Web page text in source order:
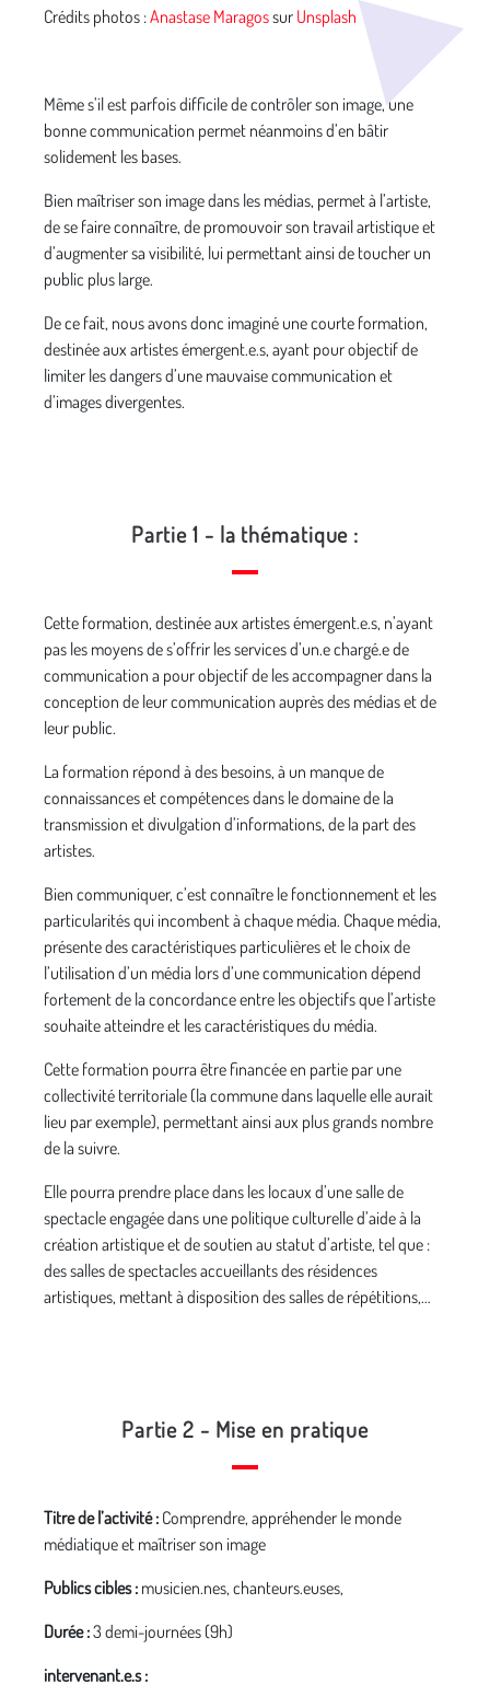
Crédits photos :Anastase Maragossur Unsplash
Même s’il est parfois difficile de contrôler son image, une
bonne communication permet néanmoins d’en bâtir
solidement les bases.
Bien maîtriser son image dans les médias, permet à l’artiste,
de se faire connaître, de promouvoir son travail artistique et
d’augmenter sa visibilité, lui permettant ainsi de toucher un
public plus large.
De ce fait, nous avons donc imaginé une courte formation,
destinée aux artistes émergent.e.s, ayant pour objectif de
limiter les dangers d’une mauvaise communication et
d’images divergentes.
Partie 1 - la thématique :
Cette formation, destinée aux artistes émergent.e.s, n’ayant
pas les moyens de s’offrir les services d’un.e chargé.e de
communication a pour objectif de les accompagner dans la
conception de leur communication auprès des médias et de
leur public.
La formation répond à des besoins, à un manque de
connaissances et compétences dans le domaine de la
transmission et divulgation d’informations, de la part des
artistes.
Bien communiquer, c’est connaître le fonctionnement et les
particularités qui incombent à chaque média. Chaque média,
présente des caractéristiques particulières et le choix de
l’utilisation d’un média lors d’une communication dépend
fortement de la concordance entre les objectifs que l’artiste
souhaite atteindre et les caractéristiques du média.
Cette formation pourra être financée en partie par une
collectivité territoriale (la commune dans laquelle elle aurait
lieu par exemple), permettant ainsi aux plus grands nombre
de la suivre.
Elle pourra prendre place dans les locaux d’une salle de
spectacle engagée dans une politique culturelle d’aide à la
création artistique et de soutien au statut d’artiste, tel que :
des salles de spectacles accueillants des résidences
artistiques, mettant à disposition des salles de répétitions,…
Partie 2 - Mise en pratique
Titre de l’activité : Comprendre, appréhender le monde
médiatique et maîtriser son image
Publics cibles : musicien.nes, chanteurs.euses,
Durée :3 demi-journées (9h)
intervenant.e.s :